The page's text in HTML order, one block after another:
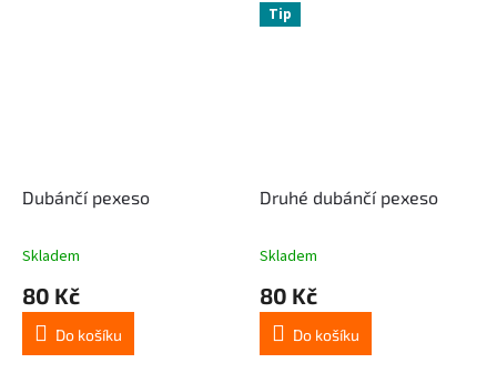
Dubánčí pexeso
Skladem
80 Kč
Do košíku
Tip
Druhé dubánčí pexeso
Skladem
80 Kč
Do košíku